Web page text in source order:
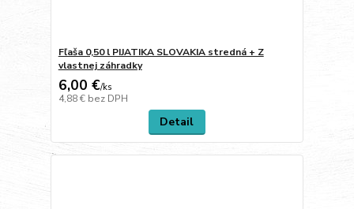
Fľaša 0,50 l PIJATIKA SLOVAKIA stredná + Z
vlastnej záhradky
6,00 €/ks
4,88 € bez DPH
Detail